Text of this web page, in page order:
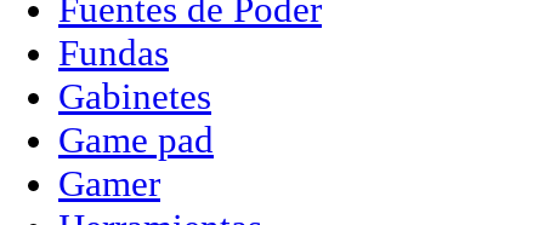
Fuentes de Poder
Fundas
Gabinetes
Game pad
Gamer